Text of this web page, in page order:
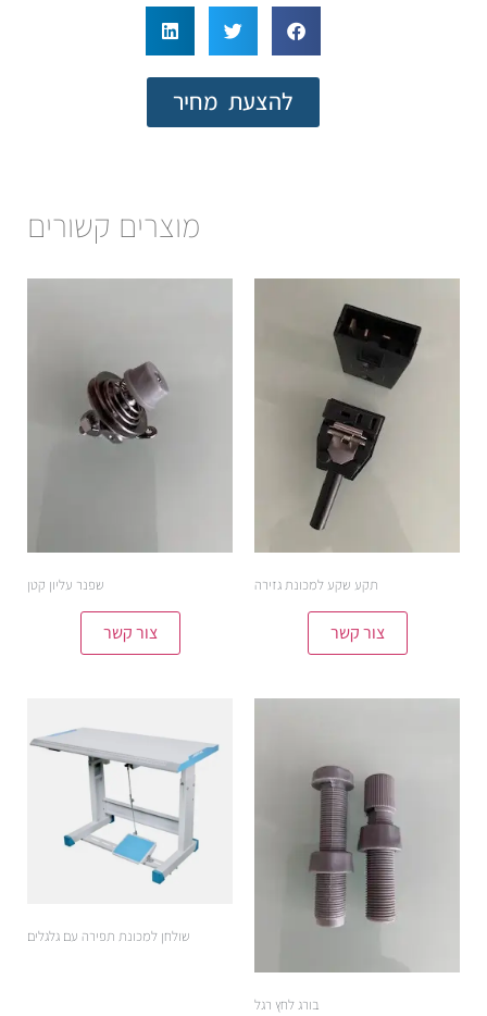
להצעת מחיר
מוצרים קשורים
תקע שקע למכונת גזירה
צור קשר
שפנר עליון קטן
צור קשר
בורג לחץ רגל
שולחן למכונת תפירה עם גלגלים